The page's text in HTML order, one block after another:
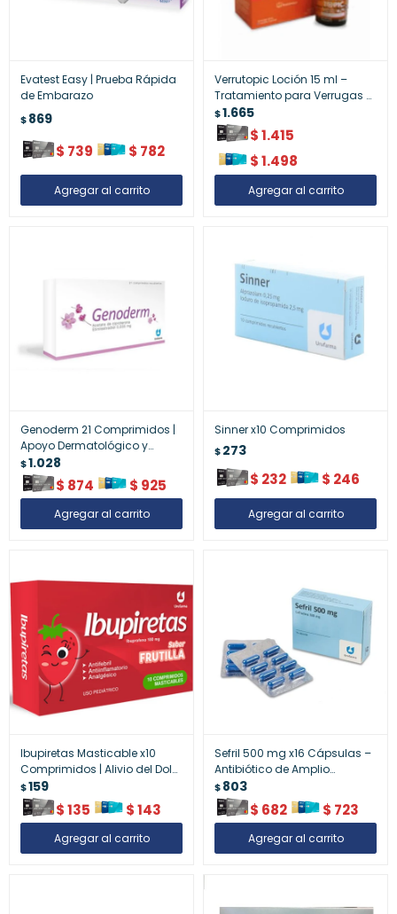
Evatest Easy | Prueba Rápida
de Embarazo
$869
$ 739 $ 782
Verrutopic Loción 15 ml –
Tratamiento para Verrugas y
Lesiones Cutáneas
$1.665
$1.415
$1.498
Genoderm 21 Comprimidos |
Apoyo Dermatológico y
Bienestar de la Piel
$1.028
$ 874 $ 925
Sinner x10 Comprimidos
$273
$ 232 $ 246
Ibupiretas Masticable x10
Comprimidos | Alivio del Dolor
con Sabor Agradable
$159
$135 $143
Sefril 500 mg x16 Cápsulas –
Antibiótico de Amplio
Espectro
$803
$ 682 $ 723